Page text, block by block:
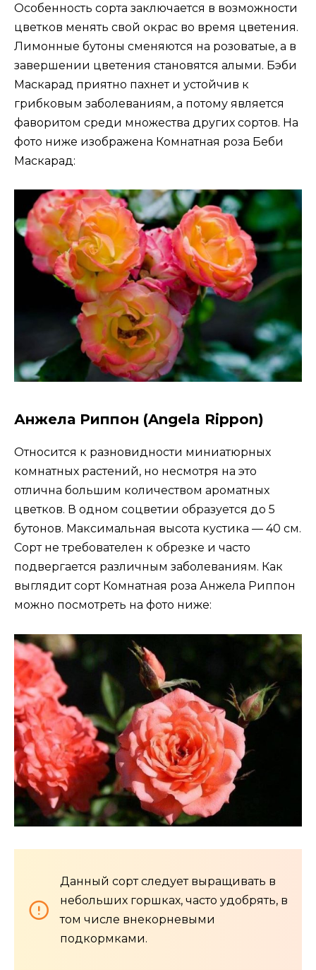
Особенность сорта заключается в возможности
цветков менять свой окрас во время цветения.
Лимонные бутоны сменяются на розоватые, а в
завершении цветения становятся алыми. Бэби
Маскарад приятно пахнет и устойчив к
грибковым заболеваниям, а потому является
фаворитом среди множества других сортов. На
фото ниже изображена Комнатная роза Беби
Маскарад:
Анжела Риппон (Angela Rippon)
Относится к разновидности миниатюрных
комнатных растений, но несмотря на это
отлична большим количеством ароматных
цветков. В одном соцветии образуется до 5
бутонов. Максимальная высота кустика — 40 см.
Сорт не требователен к обрезке и часто
подвергается различным заболеваниям. Как
выглядит сорт Комнатная роза Анжела Риппон
можно посмотреть на фото ниже:
Данный сорт следует выращивать в
небольших горшках, часто удобрять, в
том числе внекорневыми
подкормками.